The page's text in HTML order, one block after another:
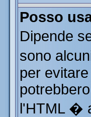
Posso
Dipende
sono
per
l'HTML �